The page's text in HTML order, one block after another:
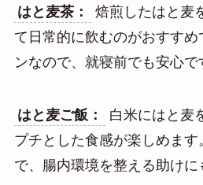
はと麦茶：
焙煎したはと麦
て日常的に飲むのがおすすめ
ンなので、就寝前でも安心で
はと麦ご飯：
白米にはと麦
プチとした食感が楽しめます
で、腸内環境を整える助けに